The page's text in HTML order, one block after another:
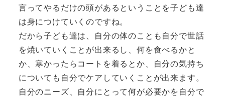
言ってやるだけの頭があるということを子ども達
は身につけていくのですね。
だから子ども達は、自分の体のことも自分で世話
を焼いていくことが出来るし、何を食べるかと
か、寒かったらコートを着るとか、自分の気持ち
についても自分でケアしていくことが出来ます。
自分のニーズ、自分にとって何が必要かを自分で